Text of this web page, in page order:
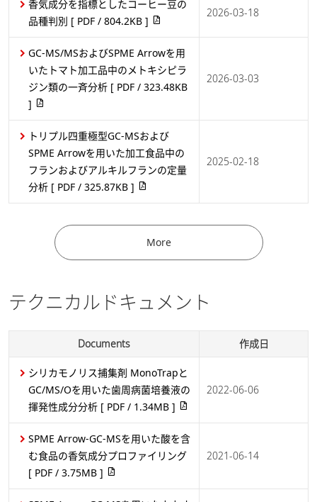
ガスクロマトグラフ質量分析計(GC-MS)
におい分析｜サンプリング選択のポイント
ガスクロマトグラフ質量分析計(GC-MS)
香気成分を指標としたコーヒー豆の
品種判別 [ PDF / 804.2KB ]
2026-03-18
GC-MS/MSおよびSPME Arrowを用
いたトマト加工品中のメトキシピラ
ジン類の一斉分析 [ PDF / 323.48KB
]
2026-03-03
トリプル四重極型GC-MSおよび
SPME Arrowを用いた加工食品中の
フランおよびアルキルフランの定量
分析 [ PDF / 325.87KB ]
2025-02-18
More
テクニカルドキュメント
Documents 作成日
シリカモノリス捕集剤 MonoTrapと
GC/MS/Oを用いた歯周病菌培養液の
揮発性成分分析 [ PDF / 1.34MB ]
2022-06-06
SPME Arrow-GC-MSを用いた酸を含
む食品の香気成分プロファイリング
[ PDF / 3.75MB ]
2021-06-14